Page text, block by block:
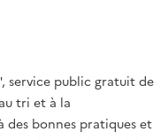
service public gratuit de
tri et à la
des bonnes pratiques et